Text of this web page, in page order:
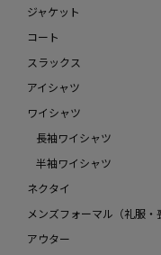
ジャケット
コート
スラックス
アイシャツ
ワイシャツ
長袖ワイシャツ
半袖ワイシャツ
ネクタイ
メンズフォーマル（礼服・
アウター